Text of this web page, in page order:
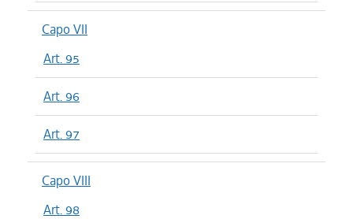
Capo VII
Art. 95
Art. 96
Art. 97
Capo VIII
Art. 98